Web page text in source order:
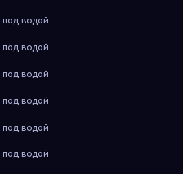
водой
водой
водой
водой
водой
водой